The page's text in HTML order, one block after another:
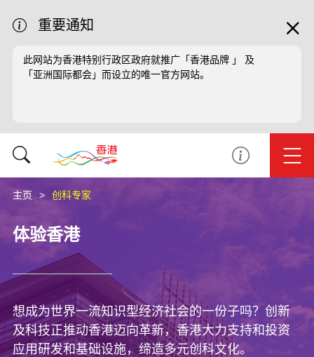
重要通知
此网站为香港特别行政区政府就推广「香港品牌 」 及
「亚洲国际都会」而设立的唯一官方网站。
主页 创科专家
体验香港
想成为世界一流知识型经济社会的一份子吗？创新
及科技正推动香港迈向革新，香港大力支持和投资
应用研发和基础设施，缔造多元创科文化。